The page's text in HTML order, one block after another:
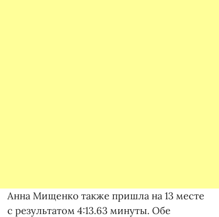
Анна Мищенко также пришла на 13 месте
с результатом 4:13.63 минуты. Обе